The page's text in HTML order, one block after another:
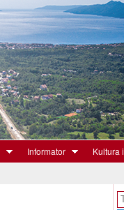
Informator Kultura